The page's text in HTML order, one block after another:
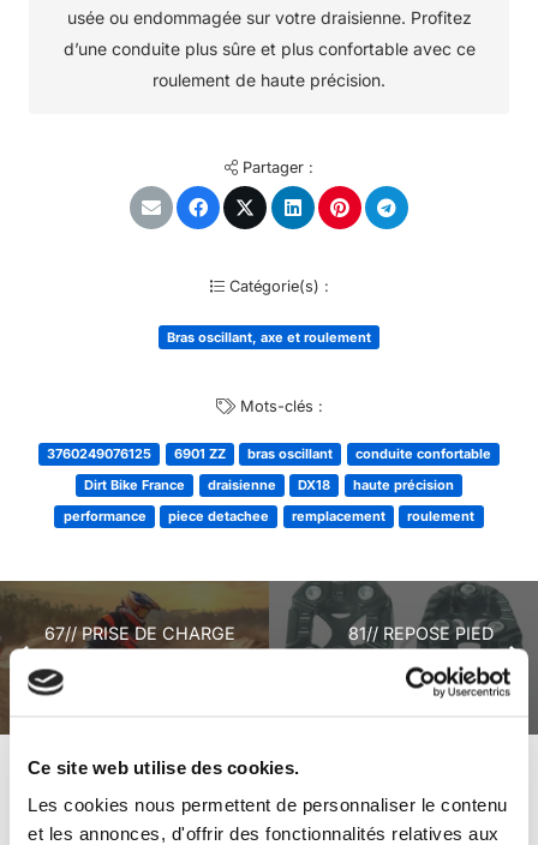
Ce site web utilise des cookies.
Les cookies nous permettent de personnaliser le contenu
et les annonces, d'offrir des fonctionnalités relatives aux
usée ou endommagée sur votre draisienne. Profitez
d’une conduite plus sûre et plus confortable avec ce
roulement de haute précision.
Partager :
Catégorie(s) :
Bras oscillant, axe et roulement
Mots-clés :
3760249076125 6901 ZZ bras oscillant
conduite confortable
Dirt Bike France
draisienne DX18
haute précision
performance
piece detachee remplacement roulement
67// PRISE DE CHARGE
DX18
81// REPOSE PIED
DX18 X2
+ de produits